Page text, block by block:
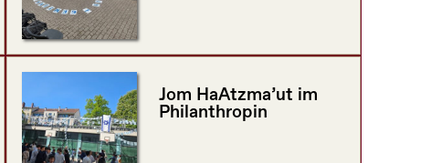
Jom HaAtzma’ut im
Philanthropin